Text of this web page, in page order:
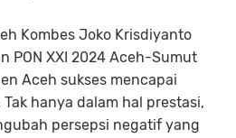
Kombes Joko Krisdiyanto
PON XXI 2024 Aceh-Sumut
Aceh sukses mencapai
hanya dalam hal prestasi,
persepsi negatif yang